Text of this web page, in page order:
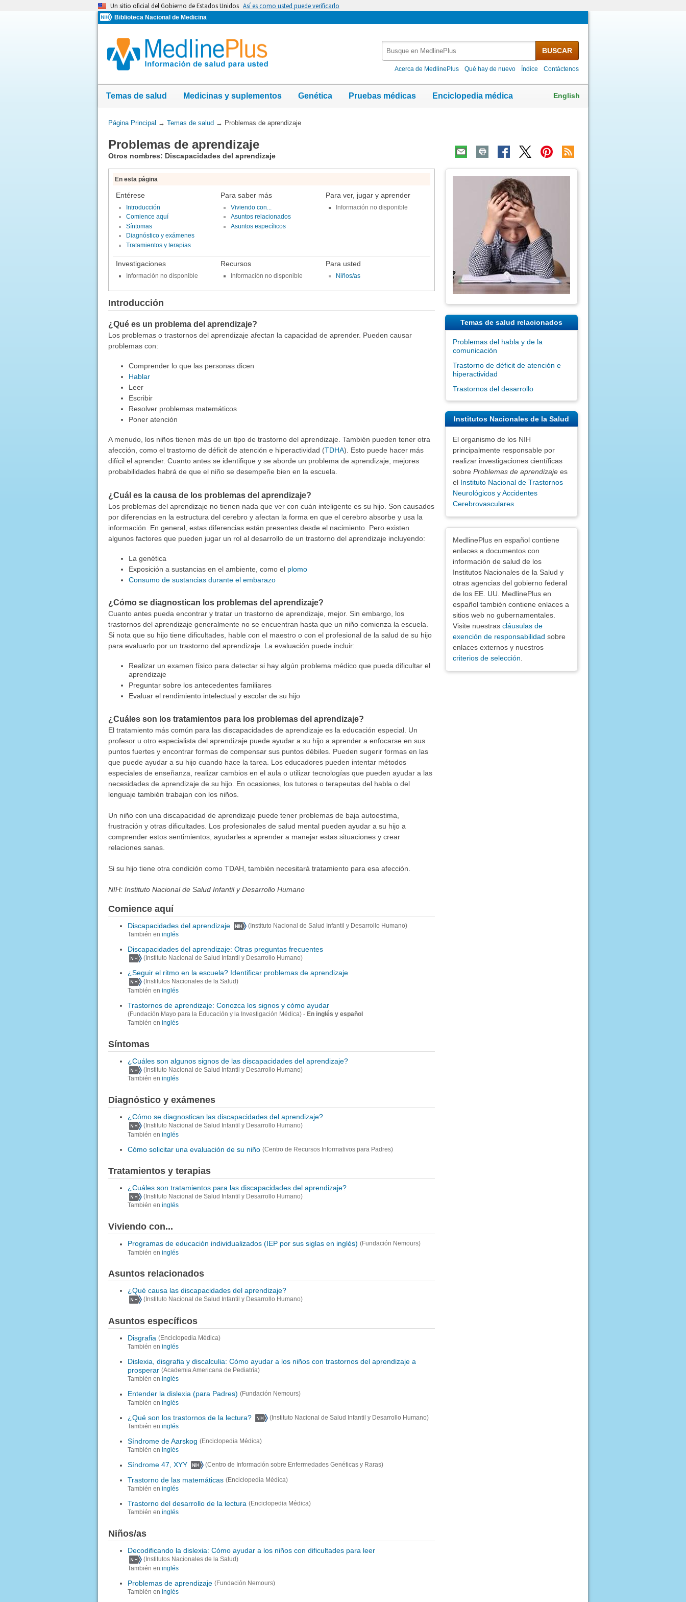
Un sitio oficial del Gobierno de Estados Unidos Así es como usted puede verificarlo
Biblioteca Nacional de Medicina
MedlinePlus
BUSCAR
Acerca de MedlinePlus Qué hay de nuevo Índice Contáctenos
Temas de salud Medicinas y suplementos Genética Pruebas médicas Enciclopedia médica English
Usted
aquí:
Página Principal → Temas de salud → Problemas de aprendizaje
Problemas de aprendizaje
Otros nombres: Discapacidades del aprendizaje
En esta página
Entérese
Introducción
Comience aquí
Síntomas
Diagnóstico y exámenes
Tratamientos y terapias
Para saber más
Viviendo con...
Asuntos relacionados
Asuntos específicos
Para ver, jugar y aprender
Información no disponible
Investigaciones
Información no disponible
Recursos
Información no disponible
Para usted
Niños/as
Introducción
¿Qué es un problema del aprendizaje?
Los problemas o trastornos del aprendizaje afectan la capacidad de aprender. Pueden causar
problemas con:
Comprender lo que las personas dicen
Hablar
Leer
Escribir
Resolver problemas matemáticos
Poner atención
A menudo, los niños tienen más de un tipo de trastorno del aprendizaje. También pueden tener otra
afección, como el trastorno de déficit de atención e hiperactividad (TDHA). Esto puede hacer más
difícil el aprender. Cuanto antes se identifique y se aborde un problema de aprendizaje, mejores
probabilidades habrá de que el niño se desempeñe bien en la escuela.
¿Cuál es la causa de los problemas del aprendizaje?
Los problemas del aprendizaje no tienen nada que ver con cuán inteligente es su hijo. Son causados
por diferencias en la estructura del cerebro y afectan la forma en que el cerebro absorbe y usa la
información. En general, estas diferencias están presentes desde el nacimiento. Pero existen
algunos factores que pueden jugar un rol al desarrollo de un trastorno del aprendizaje incluyendo:
La genética
Exposición a sustancias en el ambiente, como el plomo
Consumo de sustancias durante el embarazo
¿Cómo se diagnostican los problemas del aprendizaje?
Cuanto antes pueda encontrar y tratar un trastorno de aprendizaje, mejor. Sin embargo, los
trastornos del aprendizaje generalmente no se encuentran hasta que un niño comienza la escuela.
Si nota que su hijo tiene dificultades, hable con el maestro o con el profesional de la salud de su hijo
para evaluarlo por un trastorno del aprendizaje. La evaluación puede incluir:
Realizar un examen físico para detectar si hay algún problema médico que pueda dificultar el
aprendizaje
Preguntar sobre los antecedentes familiares
Evaluar el rendimiento intelectual y escolar de su hijo
¿Cuáles son los tratamientos para los problemas del aprendizaje?
El tratamiento más común para las discapacidades de aprendizaje es la educación especial. Un
profesor u otro especialista del aprendizaje puede ayudar a su hijo a aprender a enfocarse en sus
puntos fuertes y encontrar formas de compensar sus puntos débiles. Pueden sugerir formas en las
que puede ayudar a su hijo cuando hace la tarea. Los educadores pueden intentar métodos
especiales de enseñanza, realizar cambios en el aula o utilizar tecnologías que pueden ayudar a las
necesidades de aprendizaje de su hijo. En ocasiones, los tutores o terapeutas del habla o del
lenguaje también trabajan con los niños.
Un niño con una discapacidad de aprendizaje puede tener problemas de baja autoestima,
frustración y otras dificultades. Los profesionales de salud mental pueden ayudar a su hijo a
comprender estos sentimientos, ayudarles a aprender a manejar estas situaciones y crear
relaciones sanas.
Si su hijo tiene otra condición como TDAH, también necesitará tratamiento para esa afección.
NIH: Instituto Nacional de Salud Infantil y Desarrollo Humano
Comience aquí
Discapacidades del aprendizaje
(Instituto Nacional de Salud Infantil y Desarrollo Humano)
También en inglés
Discapacidades del aprendizaje: Otras preguntas frecuentes
(Instituto Nacional de Salud Infantil y Desarrollo Humano)
¿Seguir el ritmo en la escuela? Identificar problemas de aprendizaje
(Institutos Nacionales de la Salud)
También en inglés
Trastornos de aprendizaje: Conozca los signos y cómo ayudar
(Fundación Mayo para la Educación y la Investigación Médica)- En inglés y español
También en inglés
Síntomas
¿Cuáles son algunos signos de las discapacidades del aprendizaje?
(Instituto Nacional de Salud Infantil y Desarrollo Humano)
También en inglés
Diagnóstico y exámenes
¿Cómo se diagnostican las discapacidades del aprendizaje?
(Instituto Nacional de Salud Infantil y Desarrollo Humano)
También en inglés
Cómo solicitar una evaluación de su niño (Centro de Recursos Informativos para Padres)
Tratamientos y terapias
¿Cuáles son tratamientos para las discapacidades del aprendizaje?
(Instituto Nacional de Salud Infantil y Desarrollo Humano)
También en inglés
Viviendo con...
Programas de educación individualizados (IEP por sus siglas en inglés) (Fundación Nemours)
También en inglés
Asuntos relacionados
¿Qué causa las discapacidades del aprendizaje?
(Instituto Nacional de Salud Infantil y Desarrollo Humano)
Asuntos específicos
Disgrafia (Enciclopedia Médica)
También en inglés
Dislexia, disgrafia y discalculia: Cómo ayudar a los niños con trastornos del aprendizaje a
prosperar (Academia Americana de Pediatría)
También en inglés
Entender la dislexia (para Padres) (Fundación Nemours)
También en inglés
¿Qué son los trastornos de la lectura?
(Instituto Nacional de Salud Infantil y Desarrollo Humano)
También en inglés
Síndrome de Aarskog (Enciclopedia Médica)
También en inglés
Síndrome 47, XYY (Centro de Información sobre Enfermedades Genéticas y Raras)
Trastorno de las matemáticas (Enciclopedia Médica)
También en inglés
Trastorno del desarrollo de la lectura (Enciclopedia Médica)
También en inglés
Niños/as
Decodificando la dislexia: Cómo ayudar a los niños con dificultades para leer
(Institutos Nacionales de la Salud)
También en inglés
Problemas de aprendizaje (Fundación Nemours)
También en inglés
Tema
Temas de salud relacionados
Problemas del habla y de la
comunicación
Trastorno de déficit de atención e
hiperactividad
Trastornos del desarrollo
Institutos Nacionales de la Salud
El organismo de los NIH
principalmente responsable por
realizar investigaciones científicas
sobre Problemas de aprendizajees
el Instituto Nacional de Trastornos
Neurológicos y Accidentes
Cerebrovasculares
MedlinePlus en español contiene
enlaces a documentos con
información de salud de los
Institutos Nacionales de la Salud y
otras agencias del gobierno federal
de los EE. UU. MedlinePlus en
español también contiene enlaces a
sitios web no gubernamentales.
Visite nuestras cláusulas de
exención de responsabilidad sobre
enlaces externos y nuestros
criterios de selección